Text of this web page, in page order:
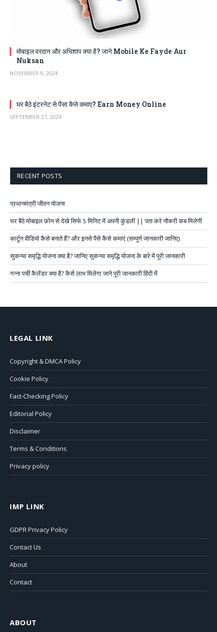
मोबाइल वरदान और अभिशाप क्या है? जाने Mobile Ke Fayde Aur
Nuksan
NOVEMBER 9, 2024
घर बैठे इंटरनेट से पैसा कैसे कमाए? Earn Money Online
SEPTEMBER 27, 2024
RECENT POSTS
प्रधानमंत्री जीवन योजना
घर बैठे मोबाइल फ़ोन से देखे सिर्फ 5 मिनिट में अपनी कुंडली || पता करे नौकरी कब मिलेगी
कार्टून वीडियो कैसे बनाते हैं? और इनसे पैसे कैसे कमाएं (सम्पूर्ण जानकारी जानिए)
सुकन्या समृद्धि योजना क्या है? जानिए सुकन्या समृद्धि योजना के बारे में पूरी जानकारी
गन्ना पर्ची कैलेंडर क्या है? कैसे लाभ मिलेगा जाने पूरी जानकारी हिंदी में
LEGAL LINK
Copyright & DMCA Policy
Cookie Policy
Fact-Checking Policy
Editorial Policy
Disclaimer
Terms & Conditions
Privacy policy
IMP LINK
GDPR Privacy Policy
Contact Us
About
Contact
ABOUT